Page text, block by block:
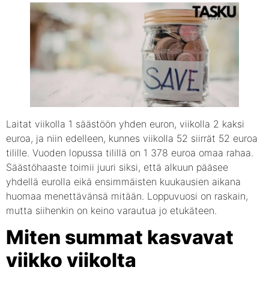
Laitat viikolla 1 säästöön yhden euron, viikolla 2 kaksi
euroa, ja niin edelleen, kunnes viikolla 52 siirrät 52 euroa
tilille. Vuoden lopussa tilillä on 1 378 euroa omaa rahaa.
Säästöhaaste toimii juuri siksi, että alkuun pääsee
yhdellä eurolla eikä ensimmäisten kuukausien aikana
huomaa menettävänsä mitään. Loppuvuosi on raskain,
mutta siihenkin on keino varautua jo etukäteen.
Miten summat kasvavat
viikko viikolta